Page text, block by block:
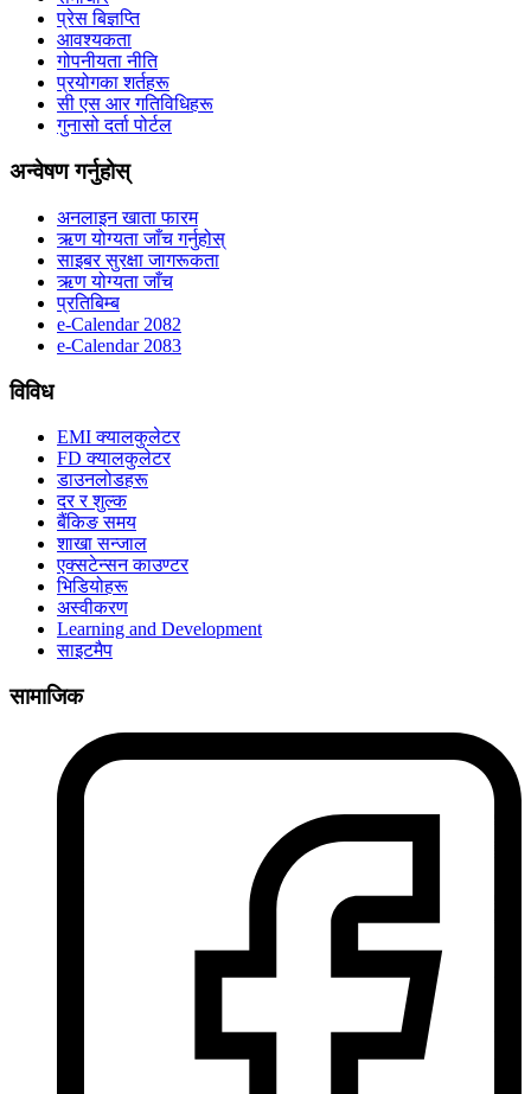
प्रेस बिज्ञप्ति
आवश्यकता
गोपनीयता नीति
प्रयोगका शर्तहरू
सी एस आर गतिविधिहरू
गुनासो दर्ता पोर्टल
अन्वेषण गर्नुहोस्
अनलाइन खाता फारम
ऋण योग्यता जाँच गर्नुहोस्
साइबर सुरक्षा जागरूकता
ऋण योग्यता जाँच
प्रतिबिम्ब
e-Calendar 2082
e-Calendar 2083
विविध
EMI क्यालकुलेटर
FD क्यालकुलेटर
डाउनलोडहरू
दर र शुल्क
बैंकिङ समय
शाखा सन्जाल
एक्सटेन्सन काउण्टर
भिडियोहरू
अस्वीकरण
Learning and Development
साइटमैप
सामाजिक